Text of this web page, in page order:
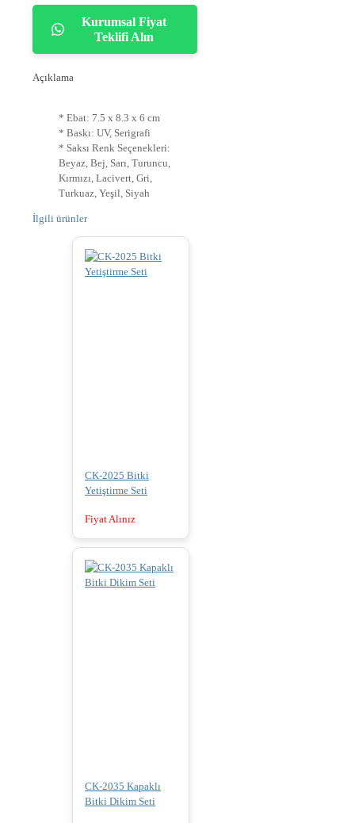
Kurumsal Fiyat
Teklifi Alın
Açıklama
* Ebat: 7.5 x 8.3 x 6 cm
* Baskı: UV, Serigrafi
* Saksı Renk Seçenekleri:
Beyaz, Bej, Sarı, Turuncu,
Kırmızı, Lacivert, Gri,
Turkuaz, Yeşil, Siyah
İlgili ürünler
CK-2025 Bitki
Yetiştirme Seti
Fiyat Alınız
CK-2035 Kapaklı
Bitki Dikim Seti